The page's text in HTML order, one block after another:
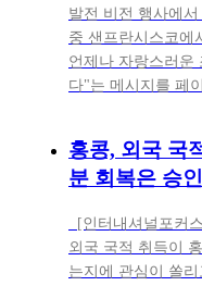
발전 비전 행사에
중 샌프란시스코에
언제나 자랑스러운
다"는 메시지를 페
홍콩, 외국 국
분 회복은 승
[인터내셔널포커
외국 국적 취득이
는지에 관심이 쏠리